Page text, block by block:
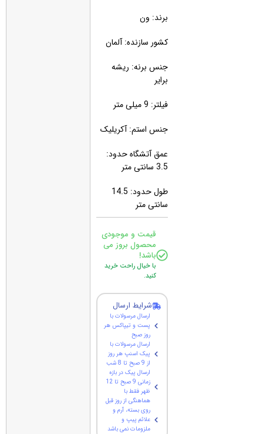
برند: ون
کشور سازنده: آلمان
جنس برنه: ریشه
برایر
فیلتر: 9 میلی متر
جنس استم: آکریلیک
عمق آتشگاه حدود:
3.5 سانتی متر
طول حدود: 14.5
سانتی متر
قیمت و موجودی
محصول بروز می
باشد!
با خیال راحت خرید
کنید.
شرایط ارسال
ارسال مرسولات با
پست و تیپاکس هر
روز صبح
ارسال مرسولات با
پیک اسنپ هر روز
از 9 صبح تا 8 شب
ارسال پیک در بازه
زمانی 9 صبح تا 12
ظهر فقط با
هماهنگی از روز قبل
روی بسته، آرم و
علائم پیپ و
ملزومات نمی باشد